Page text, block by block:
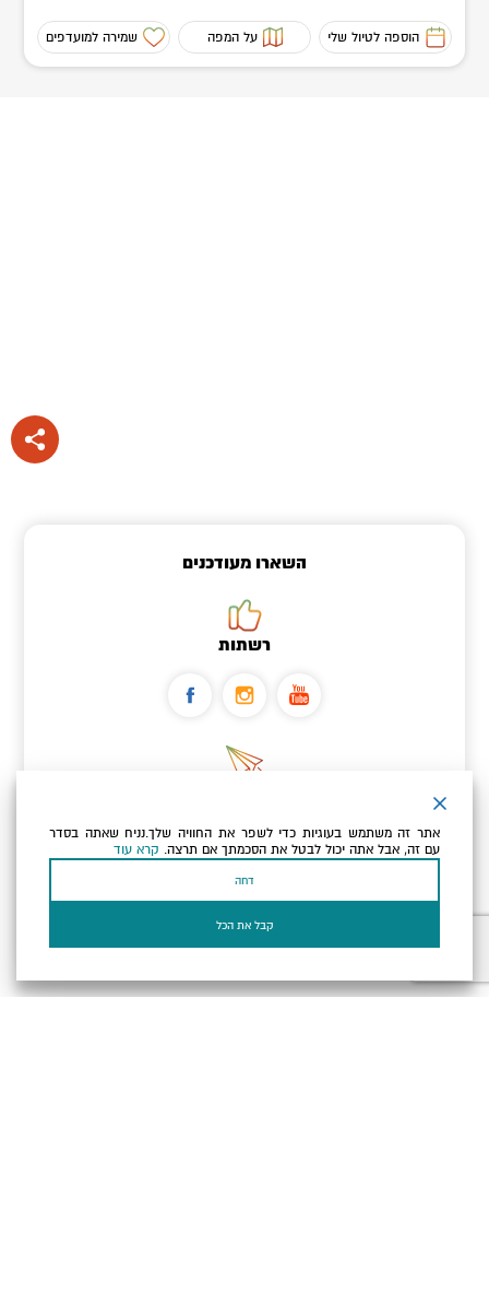
הוספה לטיול שלי על המפה שמירה למועדפים
השארו מעודכנים
רשתות
כתובת הדוא"ל שלך
אני מאשר/ת שקראתי ומסכים/הלמדיניות הפרטיות ולמדיניות
אתר זה משתמש בעוגיות כדי לשפר את החוויה שלך.נניח שאתה בסדר
עם זה, אבל אתה יכול לבטל את הסכמתך אם תרצה. קרא עוד
דחה
קבל את הכל